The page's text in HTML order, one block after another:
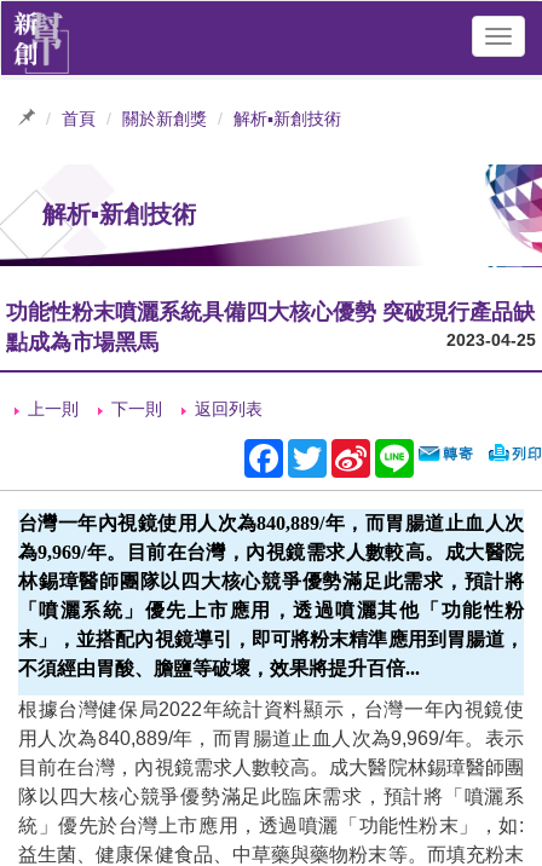
首頁 關於新創獎 解析▪新創技術
解析▪新創技術
功能性粉末噴灑系統具備四大核心優勢 突破現行產品缺
點成為市場黑馬
2023-04-25
上一則 下一則 返回列表
Facebook
TwitterSina
Weibo
Line
台灣一年內視鏡使用人次為840,889/年，而胃腸道止血人次
為9,969/年。目前在台灣，內視鏡需求人數較高。成大醫院
林錫璋醫師團隊以四大核心競爭優勢滿足此需求，預計將
「噴灑系統」優先上市應用，透過噴灑其他「功能性粉
末」，並搭配內視鏡導引，即可將粉末精準應用到胃腸道，
不須經由胃酸、膽鹽等破壞，效果將提升百倍...
根據台灣健保局2022年統計資料顯示，台灣一年內視鏡使
用人次為840,889/年，而胃腸道止血人次為9,969/年。表示
目前在台灣，內視鏡需求人數較高。成大醫院林錫璋醫師團
隊以四大核心競爭優勢滿足此臨床需求，預計將「噴灑系
統」優先於台灣上市應用，透過噴灑「功能性粉末」，如:
益生菌、健康保健食品、中草藥與藥物粉末等。而填充粉末